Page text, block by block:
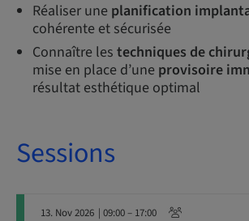
Réaliser une planification
cohérente et sécurisée
Connaître les techniques de
mise en place d’une provisoire
résultat esthétique optimal
Sessions
13. Nov 2026 | 09:00 – 17:00